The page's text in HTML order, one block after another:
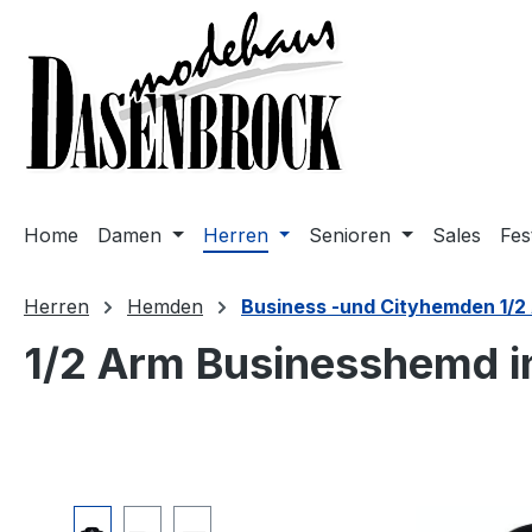
Hauptinhalt springen
Zur Hauptnavigation springen
Home Damen Herren Senioren Sales
Herren Hemden Business -und Cityhemden 1/2
1/2 Arm Businesshemd